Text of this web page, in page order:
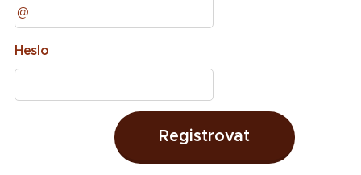
Heslo
Registrovat